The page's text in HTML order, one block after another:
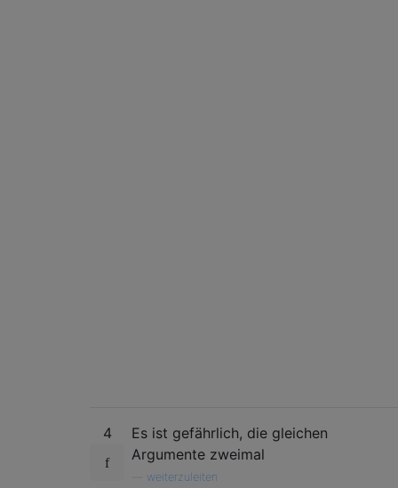
4
Es ist gefährlich, die gleichen
Argumente zweimal
weiterzuleiten